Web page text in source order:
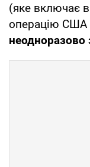
(яке включає
операцію США
неодноразово